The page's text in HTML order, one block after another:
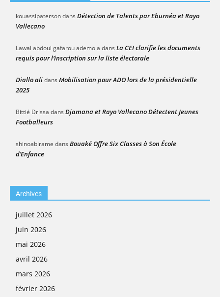
kouassipatersondans Détection de Talents par Eburnéa et Rayo
Vallecano
Lawal abdoul gafarou ademola dans La CEI clarifie les documents
requis pour l’inscription sur la liste électorale
Diallo alidans Mobilisation pour ADO lors de la présidentielle
2025
Bittié Drissa dans Djamana et Rayo Vallecano Détectent Jeunes
Footballeurs
shinoabirame dans Bouaké Offre Six Classes à Son École
d’Enfance
Archives
juillet 2026
juin 2026
mai 2026
avril 2026
mars 2026
février 2026